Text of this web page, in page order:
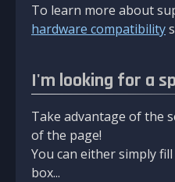
To learn more about
hardware compatibility
I'm looking for a
Take advantage of the
of the page!
You can either simply
box...